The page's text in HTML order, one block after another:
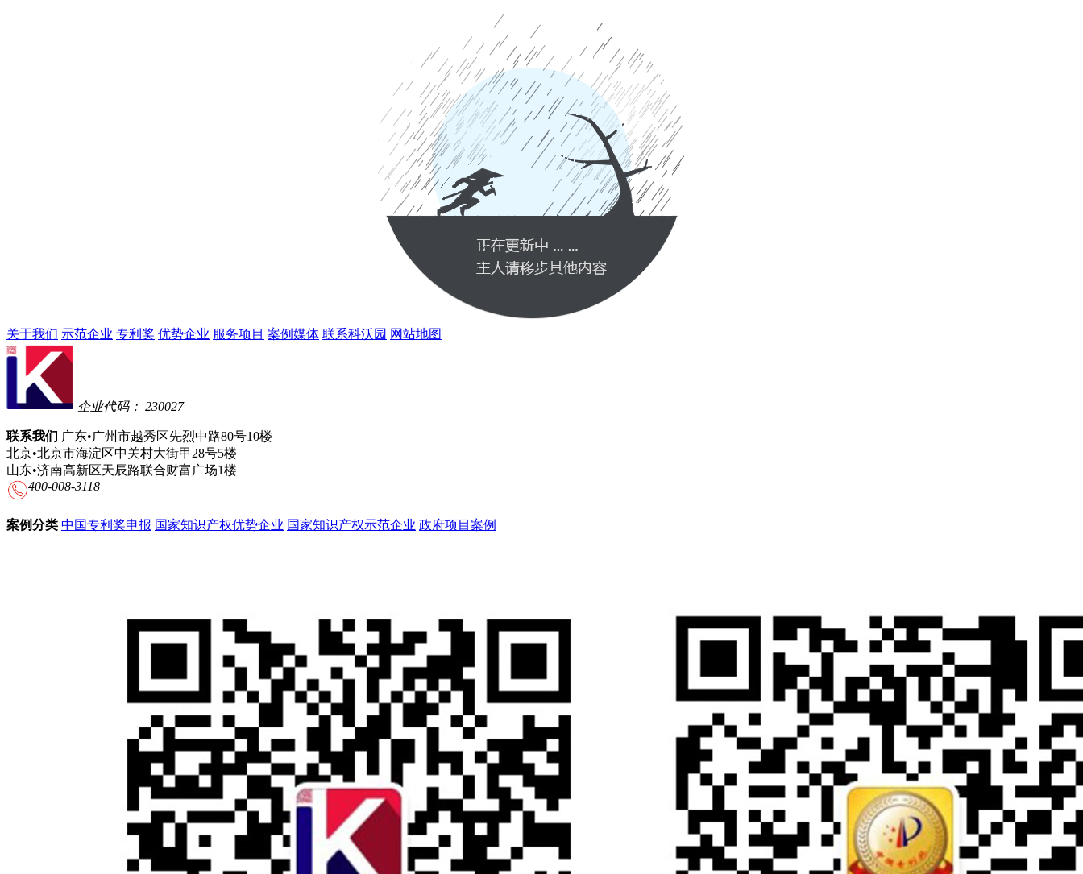
关于我们 示范企业 专利奖 优势企业 服务项目 案例媒体 联系科沃园 网站地图
企业代码： 230027
联系我们 广东•广州市越秀区先烈中路80号10楼
北京•北京市海淀区中关村大街甲28号5楼
山东•济南高新区天辰路联合财富广场1楼
400-008-3118
案例分类 中国专利奖申报 国家知识产权优势企业 国家知识产权示范企业 政府项目案例